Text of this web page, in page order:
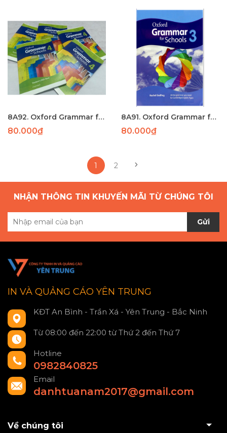
8A92. Oxford Grammar for school 4 (177) - PHUN
80.000₫
8A91. Oxford Grammar for school 3 (160p) - phun
80.000₫
1 2
NHẬN THÔNG TIN KHUYẾN MÃI TỪ CHÚNG TÔI
Gửi
IN VÀ QUẢNG CÁO YÊN TRUNG
KĐT An Bình - Trần Xá - Yên Trung - Bắc Ninh
Từ 08:00 đến 22:00 từ Thứ 2 đến Thứ 7
Hotline
0982840825
Email
danhtuanam2017@gmail.com
Về chúng tôi